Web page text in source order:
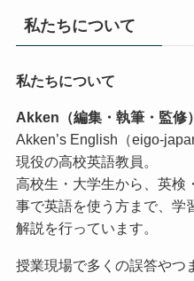
私たちについて
私たちについて
Akken（編集・執筆・監修）
Akken’s English（eigo-
現役の高校英語教員。
高校生・大学生から、英検
事で英語を使う方まで、学
解説を行っています。
授業現場で多くの誤答やつ